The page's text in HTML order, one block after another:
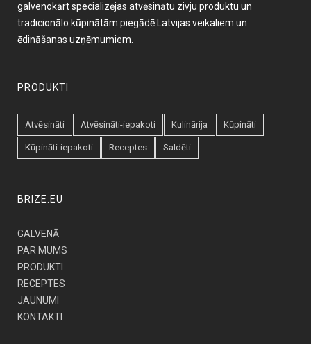
galvenokārt specializējas atvēsinātu zivju produktu un
tradicionālo kūpinātām piegādē Latvijas veikaliem un
ēdināšanas uzņēmumiem.
PRODUKTI
Atvēsināti Atvēsināti-iepakoti Kulinārija Kūpināti
Kūpināti-iepakoti Receptes Saldēti
BRIZE.EU
GALVENĀ
PAR MUMS
PRODUKTI
RECEPTES
JAUNUMI
KONTAKTI